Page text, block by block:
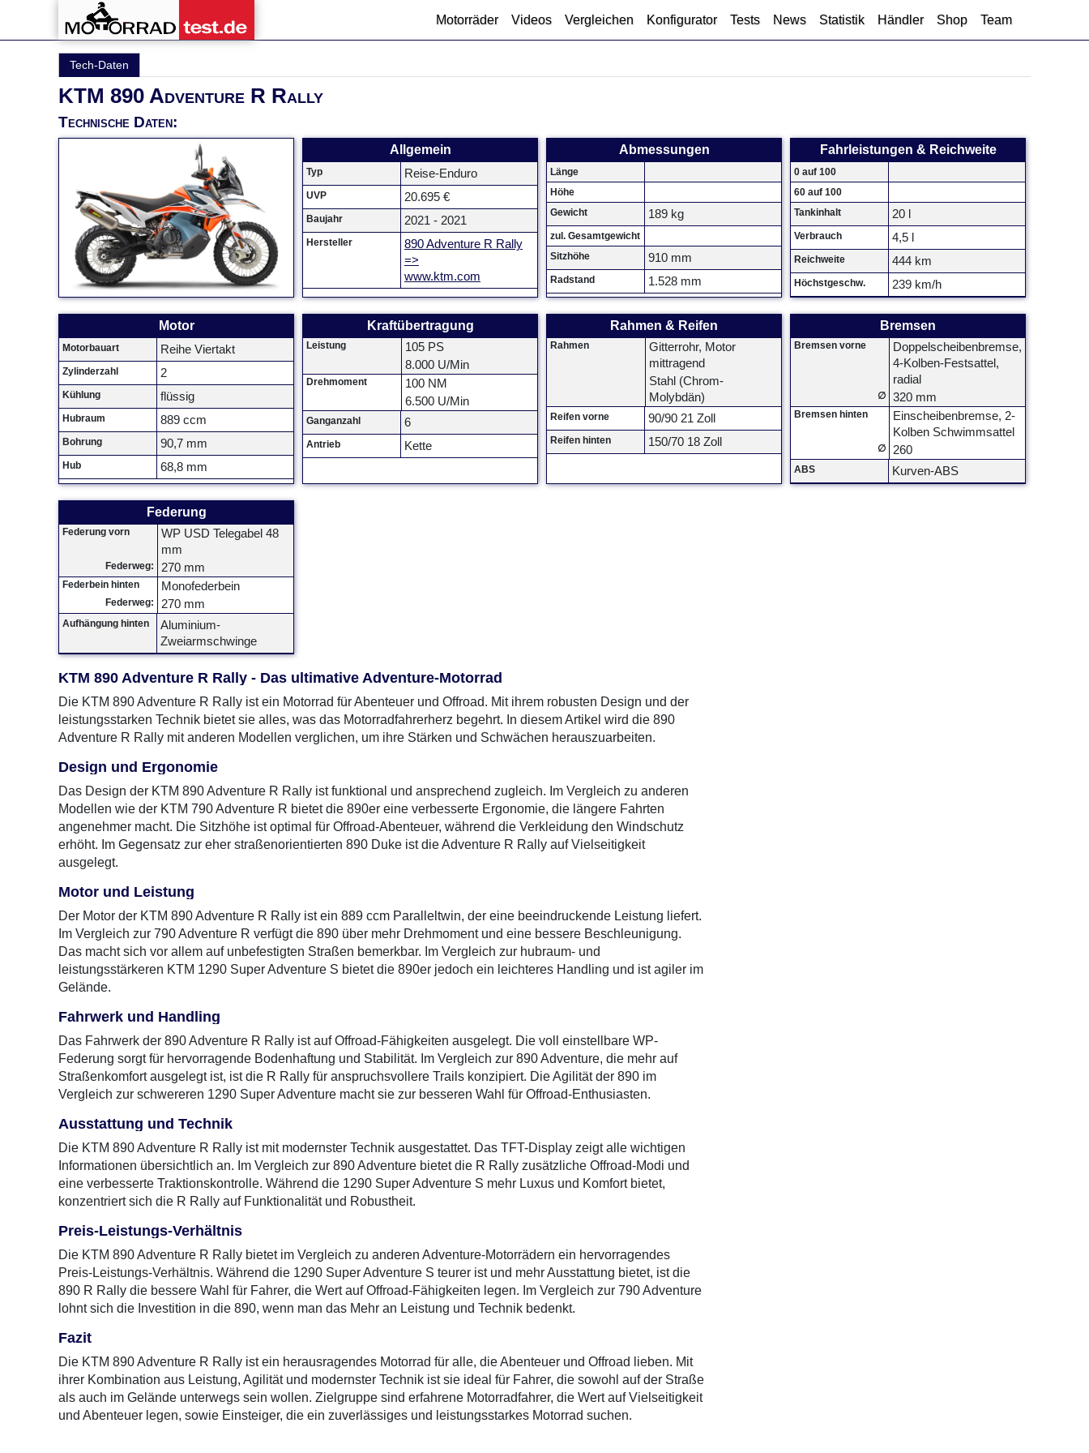
Motorräder Videos Vergleichen Konfigurator Tests News Statistik Händler Shop Team
Tech-Daten
KTM 890 Adventure R Rally
Technische Daten:
Allgemein
Typ Reise-Enduro
UVP 20.695 €
Baujahr 2021 - 2021
Hersteller
890 Adventure R Rally
=>
www.ktm.com
Abmessungen
Länge
Höhe
Gewicht
189 kg
zul. Gesamtgewicht
Sitzhöhe
910 mm
Radstand 1.528 mm
Fahrleistungen & Reichweite
0 auf 100
60 auf 100
Tankinhalt
20 l
Verbrauch 4,5 l
Reichweite 444 km
Höchstgeschw. 239 km/h
Motor
Motorbauart Reihe Viertakt
Zylinderzahl 2
Kühlung flüssig
Hubraum 889 ccm
Bohrung 90,7 mm
Hub 68,8 mm
Kraftübertragung
Leistung
105 PS
8.000 U/Min
Drehmoment
100 NM
6.500 U/Min
Ganganzahl 6
Antrieb Kette
Rahmen & Reifen
Rahmen
Gitterrohr, Motor
mittragend
Stahl (Chrom-
Molybdän)
Reifen vorne 90/90 21 Zoll
Reifen hinten 150/70 18 Zoll
Bremsen
Bremsen vorne
Doppelscheibenbremse,
4-Kolben-Festsattel,
radial
∅ 320 mm
Bremsen hinten
Einscheibenbremse, 2-
Kolben Schwimmsattel
∅ 260
ABS Kurven-ABS
Federung
Federung vorn
WP USD Telegabel 48
mm
Federweg: 270 mm
Federbein hinten Monofederbein
Federweg: 270 mm
Aufhängung hinten
Aluminium-
Zweiarmschwinge
KTM 890 Adventure R Rally - Das ultimative Adventure-Motorrad
Die KTM 890 Adventure R Rally ist ein Motorrad für Abenteuer und Offroad. Mit ihrem robusten Design und der
leistungsstarken Technik bietet sie alles, was das Motorradfahrerherz begehrt. In diesem Artikel wird die 890
Adventure R Rally mit anderen Modellen verglichen, um ihre Stärken und Schwächen herauszuarbeiten.
Design und Ergonomie
Das Design der KTM 890 Adventure R Rally ist funktional und ansprechend zugleich. Im Vergleich zu anderen
Modellen wie der KTM 790 Adventure R bietet die 890er eine verbesserte Ergonomie, die längere Fahrten
angenehmer macht. Die Sitzhöhe ist optimal für Offroad-Abenteuer, während die Verkleidung den Windschutz
erhöht. Im Gegensatz zur eher straßenorientierten 890 Duke ist die Adventure R Rally auf Vielseitigkeit
ausgelegt.
Motor und Leistung
Der Motor der KTM 890 Adventure R Rally ist ein 889 ccm Paralleltwin, der eine beeindruckende Leistung liefert.
Im Vergleich zur 790 Adventure R verfügt die 890 über mehr Drehmoment und eine bessere Beschleunigung.
Das macht sich vor allem auf unbefestigten Straßen bemerkbar. Im Vergleich zur hubraum- und
leistungsstärkeren KTM 1290 Super Adventure S bietet die 890er jedoch ein leichteres Handling und ist agiler im
Gelände.
Fahrwerk und Handling
Das Fahrwerk der 890 Adventure R Rally ist auf Offroad-Fähigkeiten ausgelegt. Die voll einstellbare WP-
Federung sorgt für hervorragende Bodenhaftung und Stabilität. Im Vergleich zur 890 Adventure, die mehr auf
Straßenkomfort ausgelegt ist, ist die R Rally für anspruchsvollere Trails konzipiert. Die Agilität der 890 im
Vergleich zur schwereren 1290 Super Adventure macht sie zur besseren Wahl für Offroad-Enthusiasten.
Ausstattung und Technik
Die KTM 890 Adventure R Rally ist mit modernster Technik ausgestattet. Das TFT-Display zeigt alle wichtigen
Informationen übersichtlich an. Im Vergleich zur 890 Adventure bietet die R Rally zusätzliche Offroad-Modi und
eine verbesserte Traktionskontrolle. Während die 1290 Super Adventure S mehr Luxus und Komfort bietet,
konzentriert sich die R Rally auf Funktionalität und Robustheit.
Preis-Leistungs-Verhältnis
Die KTM 890 Adventure R Rally bietet im Vergleich zu anderen Adventure-Motorrädern ein hervorragendes
Preis-Leistungs-Verhältnis. Während die 1290 Super Adventure S teurer ist und mehr Ausstattung bietet, ist die
890 R Rally die bessere Wahl für Fahrer, die Wert auf Offroad-Fähigkeiten legen. Im Vergleich zur 790 Adventure
lohnt sich die Investition in die 890, wenn man das Mehr an Leistung und Technik bedenkt.
Fazit
Die KTM 890 Adventure R Rally ist ein herausragendes Motorrad für alle, die Abenteuer und Offroad lieben. Mit
ihrer Kombination aus Leistung, Agilität und modernster Technik ist sie ideal für Fahrer, die sowohl auf der Straße
als auch im Gelände unterwegs sein wollen. Zielgruppe sind erfahrene Motorradfahrer, die Wert auf Vielseitigkeit
und Abenteuer legen, sowie Einsteiger, die ein zuverlässiges und leistungsstarkes Motorrad suchen.